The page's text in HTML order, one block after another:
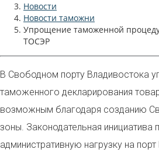
Новости
Новости таможни
Упрощение таможенной
ТОСЭР
В Свободном порту Владивостока
таможенного декларирования
возможным благодаря созданию
зоны. Законодательная инициатива
административную нагрузку на